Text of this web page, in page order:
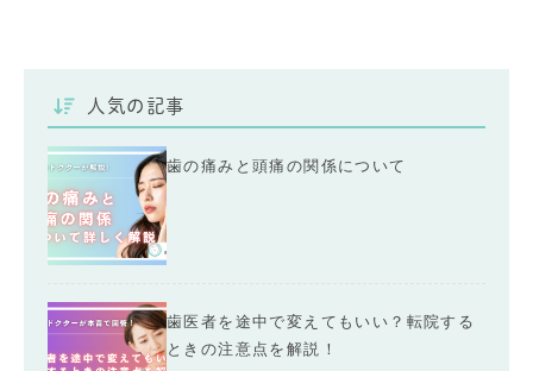
人気の記事
歯の痛みと頭痛の関係について
歯医者を途中で変えてもいい？転院する
ときの注意点を解説！